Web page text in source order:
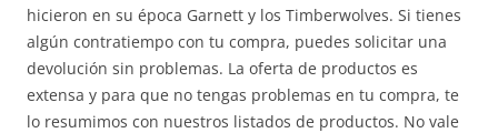
hicieron en su época Garnett y los Timberwolves. Si tienes
algún contratiempo con tu compra, puedes solicitar una
devolución sin problemas. La oferta de productos es
extensa y para que no tengas problemas en tu compra, te
lo resumimos con nuestros listados de productos. No vale